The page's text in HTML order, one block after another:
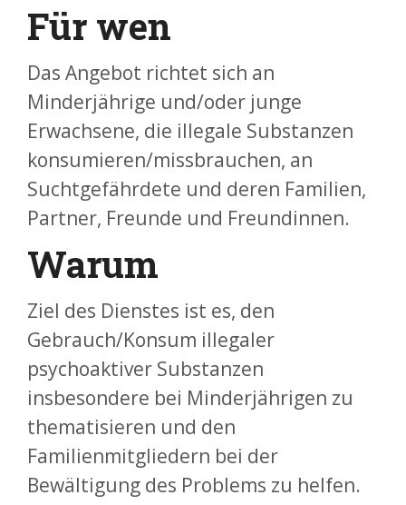
Für wen
Das Angebot richtet sich an
Minderjährige und/oder junge
Erwachsene, die illegale Substanzen
konsumieren/missbrauchen, an
Suchtgefährdete und deren Familien,
Partner, Freunde und Freundinnen.
Warum
Ziel des Dienstes ist es, den
Gebrauch/Konsum illegaler
psychoaktiver Substanzen
insbesondere bei Minderjährigen zu
thematisieren und den
Familienmitgliedern bei der
Bewältigung des Problems zu helfen.